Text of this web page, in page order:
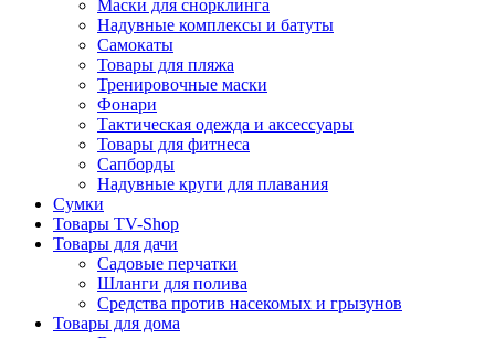
Маски для снорклинга
Надувные комплексы и батуты
Самокаты
Товары для пляжа
Тренировочные маски
Фонари
Тактическая одежда и аксессуары
Товары для фитнеса
Сапборды
Надувные круги для плавания
Сумки
Товары TV-Shop
Товары для дачи
Садовые перчатки
Шланги для полива
Средства против насекомых и грызунов
Товары для дома